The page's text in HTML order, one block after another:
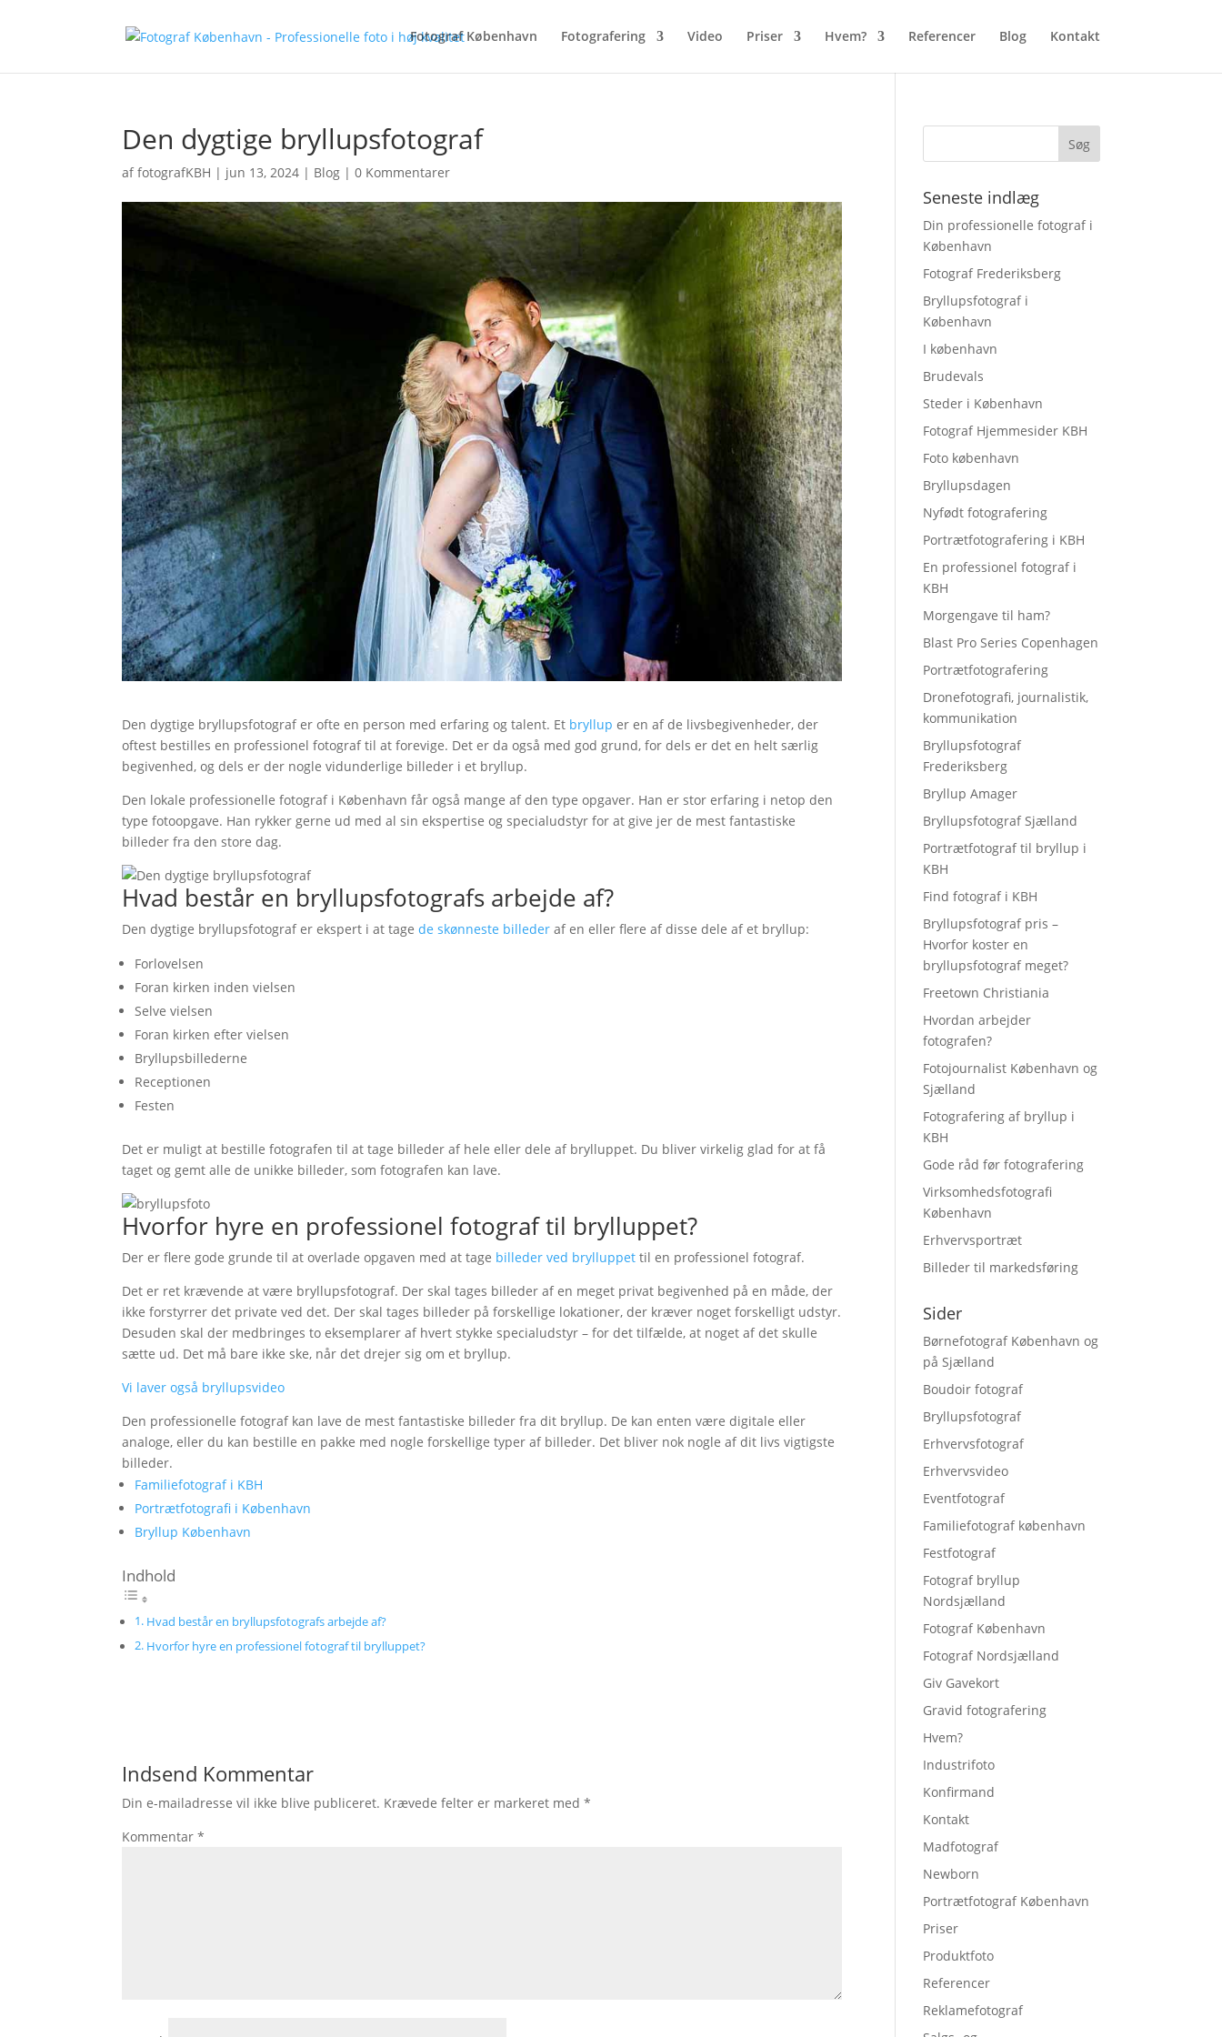
Fotograf København Fotografering Video Priser Hvem? Referencer Blog Kontakt
Den dygtige bryllupsfotograf
affotografKBH | jun 13, 2024 | Blog |0 Kommentarer
Den dygtige bryllupsfotograf er ofte en person med erfaring og talent. Et bryllup er en af de livsbegivenheder, der
oftest bestilles en professionel fotograf til at forevige. Det er da også med god grund, for dels er det en helt særlig
begivenhed, og dels er der nogle vidunderlige billeder i et bryllup.
Den lokale professionelle fotograf i København får også mange af den type opgaver. Han er stor erfaring i netop den
type fotoopgave. Han rykker gerne ud med al sin ekspertise og specialudstyr for at give jer de mest fantastiske
billeder fra den store dag.
Hvad består en bryllupsfotografs arbejde af?
Den dygtige bryllupsfotograf er ekspert i at tagede skønneste billeder af en eller flere af disse dele af et bryllup:
Forlovelsen
Foran kirken inden vielsen
Selve vielsen
Foran kirken efter vielsen
Bryllupsbillederne
Receptionen
Festen
Det er muligt at bestille fotografen til at tage billeder af hele eller dele af brylluppet. Du bliver virkelig glad for at få
taget og gemt alle de unikke billeder, som fotografen kan lave.
Hvorfor hyre en professionel fotograf til brylluppet?
Der er flere gode grunde til at overlade opgaven med at tage billeder ved brylluppet til en professionel fotograf.
Det er ret krævende at være bryllupsfotograf. Der skal tages billeder af en meget privat begivenhed på en måde, der
ikke forstyrrer det private ved det. Der skal tages billeder på forskellige lokationer, der kræver noget forskelligt udstyr.
Desuden skal der medbringes to eksemplarer af hvert stykke specialudstyr – for det tilfælde, at noget af det skulle
sætte ud. Det må bare ikke ske, når det drejer sig om et bryllup.
Vi laver også bryllupsvideo
Den professionelle fotograf kan lave de mest fantastiske billeder fra dit bryllup. De kan enten være digitale eller
analoge, eller du kan bestille en pakke med nogle forskellige typer af billeder. Det bliver nok nogle af dit livs vigtigste
billeder.
Familiefotograf i KBH
Portrætfotografi i København
Bryllup København
Indhold
Hvad består en bryllupsfotografs arbejde af?
Hvorfor hyre en professionel fotograf til brylluppet?
Indsend Kommentar
Din e-mailadresse vil ikke blive publiceret. Krævede felter er markeret med*
Kommentar*
Seneste indlæg
Din professionelle fotograf i
København
Fotograf Frederiksberg
Bryllupsfotograf i
København
I københavn
Brudevals
Steder i København
Fotograf Hjemmesider KBH
Foto københavn
Bryllupsdagen
Nyfødt fotografering
Portrætfotografering i KBH
En professionel fotograf i
KBH
Morgengave til ham?
Blast Pro Series Copenhagen
Portrætfotografering
Dronefotografi, journalistik,
kommunikation
Bryllupsfotograf
Frederiksberg
Bryllup Amager
Bryllupsfotograf Sjælland
Portrætfotograf til bryllup i
KBH
Find fotograf i KBH
Bryllupsfotograf pris –
Hvorfor koster en
bryllupsfotograf meget?
Freetown Christiania
Hvordan arbejder
fotografen?
Fotojournalist København og
Sjælland
Fotografering af bryllup i
KBH
Gode råd før fotografering
Virksomhedsfotografi
København
Erhvervsportræt
Billeder til markedsføring
Sider
Børnefotograf København og
på Sjælland
Boudoir fotograf
Bryllupsfotograf
Erhvervsfotograf
Erhvervsvideo
Eventfotograf
Familiefotograf københavn
Festfotograf
Fotograf bryllup
Nordsjælland
Fotograf København
Fotograf Nordsjælland
Giv Gavekort
Gravid fotografering
Hvem?
Industrifoto
Konfirmand
Kontakt
Madfotograf
Newborn
Portrætfotograf København
Priser
Produktfoto
Referencer
Reklamefotograf